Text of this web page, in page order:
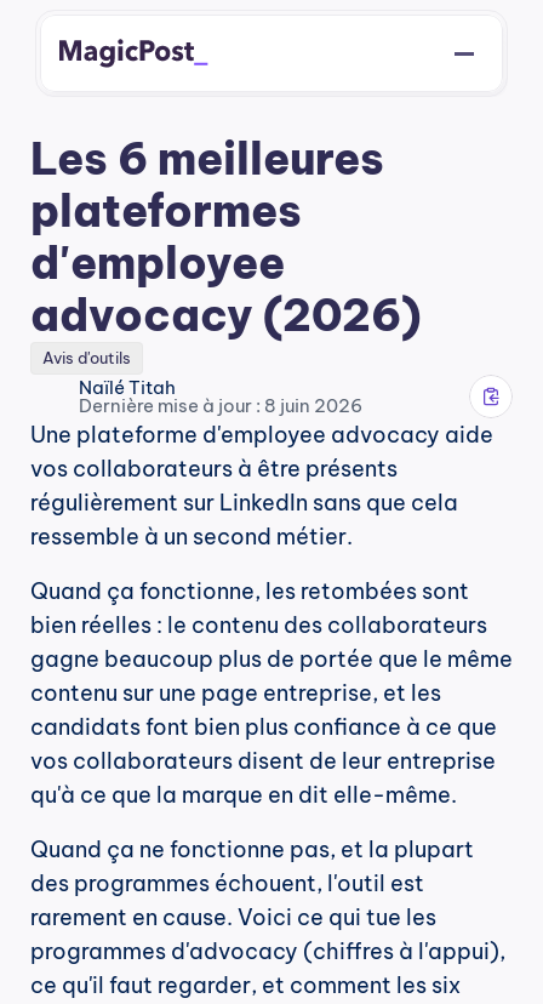
Les 6 meilleures
plateformes
d'employee
advocacy (2026)
Avis d'outils
Naïlé Titah
Dernière mise à jour : 8 juin 2026
Une plateforme d'employee advocacy aide
vos collaborateurs à être présents
régulièrement sur LinkedIn sans que cela
ressemble à un second métier.
Quand ça fonctionne, les retombées sont
bien réelles : le contenu des collaborateurs
gagne beaucoup plus de portée que le même
contenu sur une page entreprise, et les
candidats font bien plus confiance à ce que
vos collaborateurs disent de leur entreprise
qu'à ce que la marque en dit elle-même.
Quand ça ne fonctionne pas, et la plupart
des programmes échouent, l'outil est
rarement en cause. Voici ce qui tue les
programmes d'advocacy (chiffres à l'appui),
ce qu'il faut regarder, et comment les six